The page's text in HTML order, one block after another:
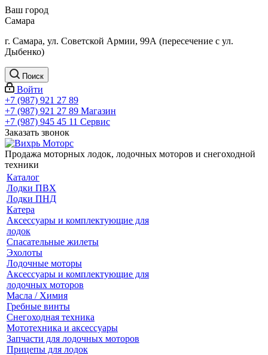
Ваш город
Самара
г. Самара, ул. Советской Армии, 99А (пересечение с ул.
Дыбенко)
Поиск
Войти
+7 (987) 921 27 89
+7 (987) 921 27 89 Магазин
+7 (987) 945 45 11 Сервис
Заказать звонок
Продажа моторных лодок, лодочных моторов и снегоходной
техники
Каталог
Лодки ПВХ
Лодки ПНД
Катера
Аксессуары и комплектующие для
лодок
Спасательные жилеты
Эхолоты
Лодочные моторы
Аксессуары и комплектующие для
лодочных моторов
Масла / Химия
Гребные винты
Снегоходная техника
Мототехника и аксессуары
Запчасти для лодочных моторов
Прицепы для лодок